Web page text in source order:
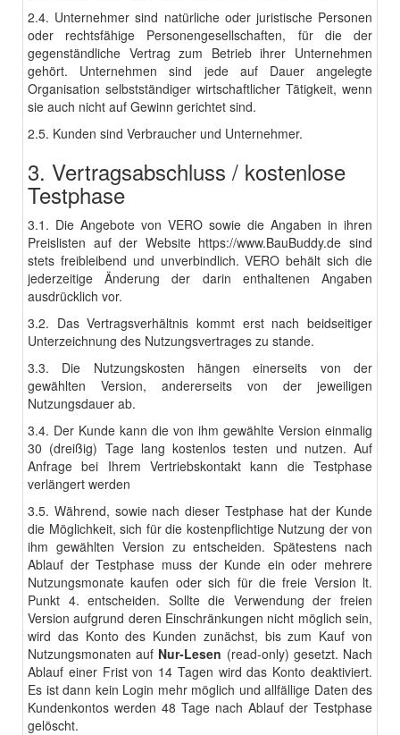
2.4. Unternehmer sind natürliche oder juristische Personen
oder rechtsfähige Personengesellschaften, für die der
gegenständliche Vertrag zum Betrieb ihrer Unternehmen
gehört. Unternehmen sind jede auf Dauer angelegte
Organisation selbstständiger wirtschaftlicher Tätigkeit, wenn
sie auch nicht auf Gewinn gerichtet sind.
2.5. Kunden sind Verbraucher und Unternehmer.
3. Vertragsabschluss / kostenlose
Testphase
3.1. Die Angebote von VERO sowie die Angaben in ihren
Preislisten auf der Website https://www.BauBuddy.de sind
stets freibleibend und unverbindlich. VERO behält sich die
jederzeitige Änderung der darin enthaltenen Angaben
ausdrücklich vor.
3.2. Das Vertragsverhältnis kommt erst nach beidseitiger
Unterzeichnung des Nutzungsvertrages zu stande.
3.3. Die Nutzungskosten hängen einerseits von der
gewählten Version, andererseits von der jeweiligen
Nutzungsdauer ab.
3.4. Der Kunde kann die von ihm gewählte Version einmalig
30 (dreißig) Tage lang kostenlos testen und nutzen. Auf
Anfrage bei Ihrem Vertriebskontakt kann die Testphase
verlängert werden
3.5. Während, sowie nach dieser Testphase hat der Kunde
die Möglichkeit, sich für die kostenpflichtige Nutzung der von
ihm gewählten Version zu entscheiden. Spätestens nach
Ablauf der Testphase muss der Kunde ein oder mehrere
Nutzungsmonate kaufen oder sich für die freie Version lt.
Punkt 4. entscheiden. Sollte die Verwendung der freien
Version aufgrund deren Einschränkungen nicht möglich sein,
wird das Konto des Kunden zunächst, bis zum Kauf von
Nutzungsmonaten auf Nur-Lesen (read-only) gesetzt. Nach
Ablauf einer Frist von 14 Tagen wird das Konto deaktiviert.
Es ist dann kein Login mehr möglich und allfällige Daten des
Kundenkontos werden 48 Tage nach Ablauf der Testphase
gelöscht.